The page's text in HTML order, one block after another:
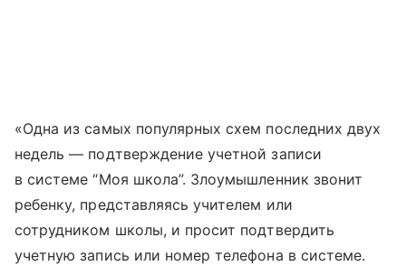
«Одна из самых популярных схем последних двух
недель — подтверждение учетной записи
в системе “Моя школа”. Злоумышленник звонит
ребенку, представляясь учителем или
сотрудником школы, и просит подтвердить
учетную запись или номер телефона в системе.